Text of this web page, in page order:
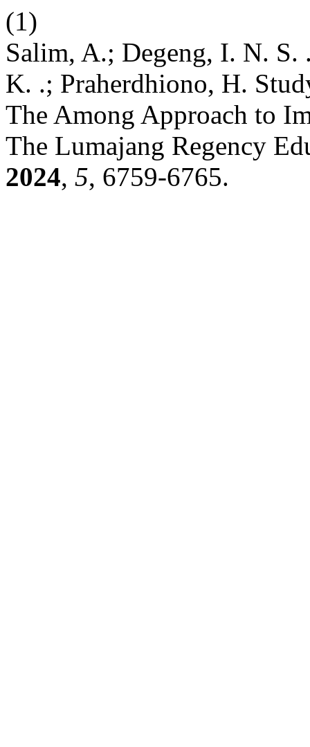
(1)
Salim, A.; Degeng, I. N. S.
K. .; Praherdhiono, H.
The Among Approach to
The Lumajang Regency
2024, 5, 6759-6765.